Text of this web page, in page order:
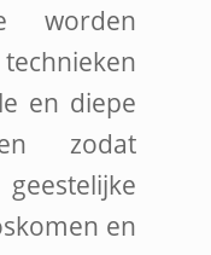
worden
en diepe
zodat
en